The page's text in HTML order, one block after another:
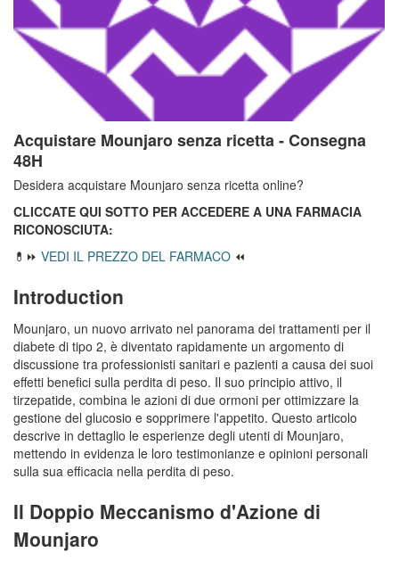
Acquistare Mounjaro senza ricetta - Consegna
48H
Desidera acquistare Mounjaro senza ricetta online?
CLICCATE QUI SOTTO PER ACCEDERE A UNA FARMACIA
RICONOSCIUTA:
💊⏩ VEDI IL PREZZO DEL FARMACO ⏪
Introduction
Mounjaro, un nuovo arrivato nel panorama dei trattamenti per il
diabete di tipo 2, è diventato rapidamente un argomento di
discussione tra professionisti sanitari e pazienti a causa dei suoi
effetti benefici sulla perdita di peso. Il suo principio attivo, il
tirzepatide, combina le azioni di due ormoni per ottimizzare la
gestione del glucosio e sopprimere l'appetito. Questo articolo
descrive in dettaglio le esperienze degli utenti di Mounjaro,
mettendo in evidenza le loro testimonianze e opinioni personali
sulla sua efficacia nella perdita di peso.
Il Doppio Meccanismo d'Azione di
Mounjaro